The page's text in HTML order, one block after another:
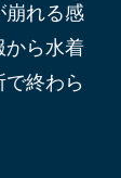
崩れる感
から水着
終わら